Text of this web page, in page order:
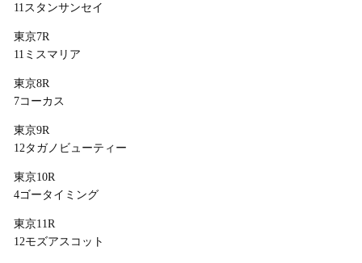
11スタンサンセイ
東京7R
11ミスマリア
東京8R
7コーカス
東京9R
12タガノビューティー
東京10R
4ゴータイミング
東京11R
12モズアスコット